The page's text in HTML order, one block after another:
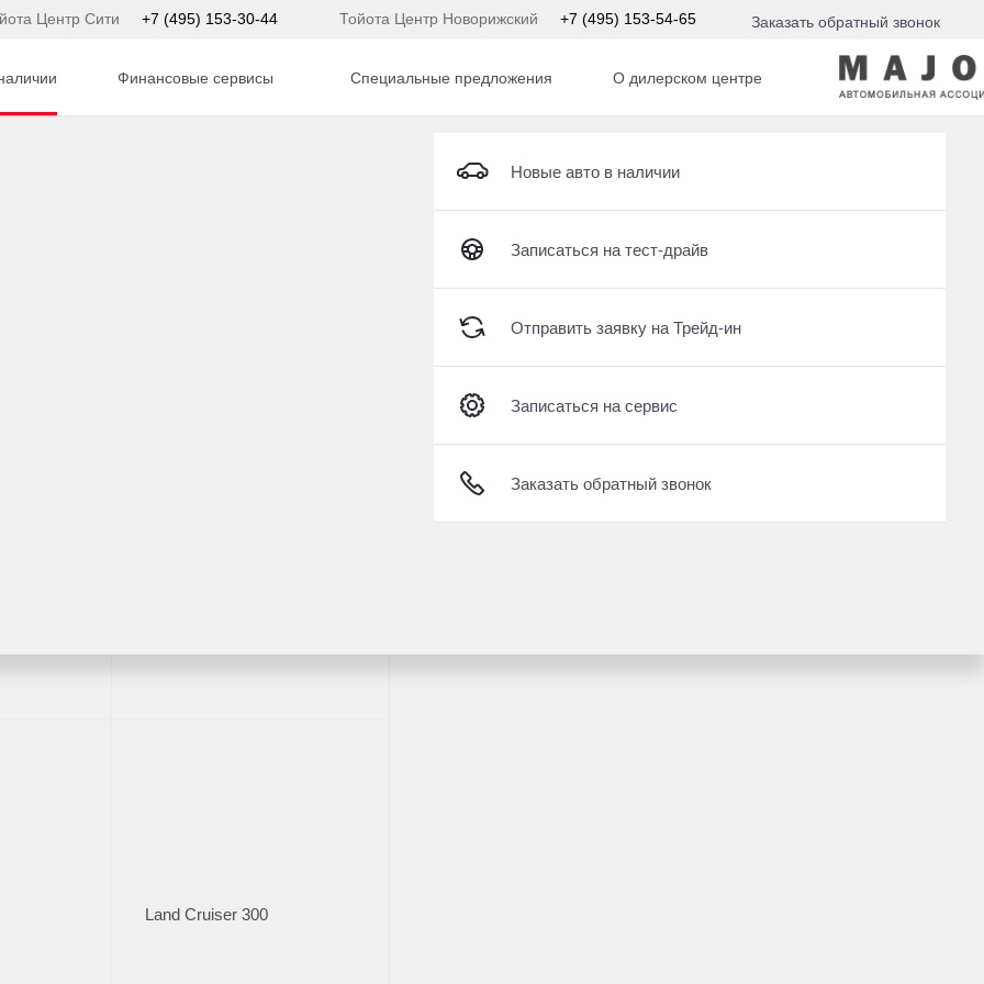
Центр Сити +7 (495) 153-30-44 Тойота Центр Новорижский +7 (495) 153-54-65 Заказать обратный звонок
Land Cruiser 300
Получить консультацию по кредиту
Отправить заявку на Трейд-ин
Записаться на сервис
Заказать обратный звонок
Финансовые сервисы
Рассчитать кредит
Записаться на сервис
Отправить заявку на Трейд-ин
Заказать обратный звонок
Специальные предложения О дилерском центре
Новые авто в наличии
Записаться на тест-драйв
Отправить заявку на Трейд-ин
Записаться на сервис
Заказать обратный звонок